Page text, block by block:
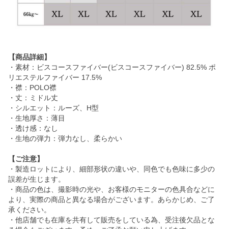
【商品詳細】
・素材：ビスコースファイバー(ビスコースファイバー) 82.5% ポ
リエステルファイバー 17.5%
・襟：POLO襟
・丈：ミドル丈
・シルエット：ルーズ、H型
・生地厚さ：薄目
・透け感：なし
・生地の弾力：弾力なし、柔らかい
【ご注意】
・製造ロットにより、細部形状の違いや、同色でも色味に多少の
誤差が生じます。
・商品の色は、撮影時の光や、お客様のモニターの色具合などに
より、実際の商品と異なる場合がございます。あらかじめ、ご了
承ください。
・他店舗でも在庫を共有して販売をしている為、受注後欠品とな